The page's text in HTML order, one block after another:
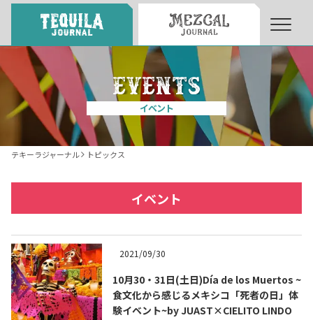
About About Tequila Journal
テキーラとは What’s Tequila
テキーラマーケット
テキーラの飲み方 How to Drink Tequila
イベント
テキーラジャーナル トピックス
イベント
2021/09/30
10月30・31日(土日)Día de los Muertos ~
食文化から感じるメキシコ「死者の日」体
験イベント~by JUAST×CIELITO LINDO